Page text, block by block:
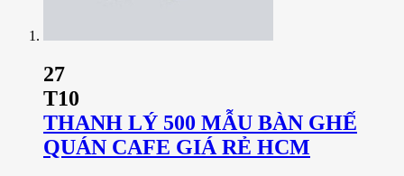
27
T10
THANH LÝ 500 MẪU BÀN GHẾ
QUÁN CAFE GIÁ RẺ HCM